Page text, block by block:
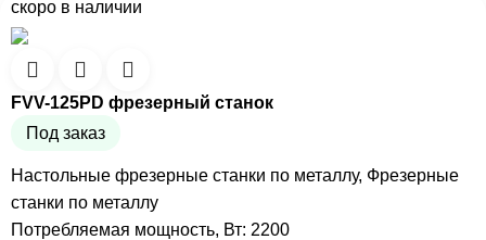
скоро в наличии
FVV-125PD фрезерный станок
Под заказ
Настольные фрезерные станки по металлу, Фрезерные
станки по металлу
Потребляемая мощность, Вт: 2200